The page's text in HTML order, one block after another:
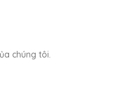
chúng tôi.